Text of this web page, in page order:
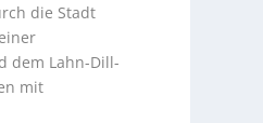
die Stadt
dem Lahn-Dill-
mit